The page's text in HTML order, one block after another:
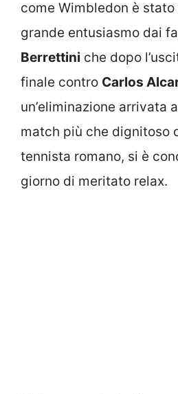
come Wimbledon è
grande entusiasmo dai
Berrettini che dopo
finale contro Carlos
un’eliminazione arrivata
match più che dignitoso
tennista romano, si è
giorno di meritato relax.